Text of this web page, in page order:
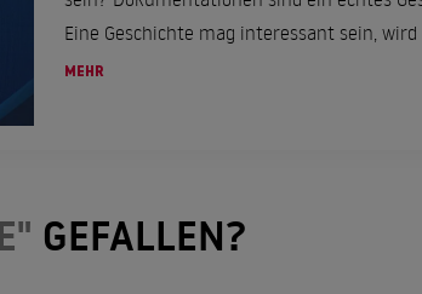
Eine Geschichte mag interessant sein,
auf wahren...
MEHR
GEFALLEN?